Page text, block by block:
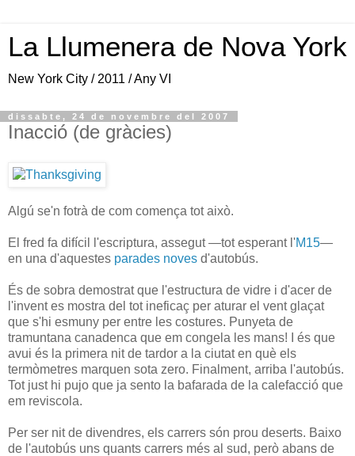
La Llumenera de Nova York
New York City / 2011 / Any VI
dissabte, 24 de novembre del 2007
Inacció (de gràcies)
Algú se'n fotrà de com comença tot això.
El fred fa difícil l'escriptura, assegut —tot esperant l'M15—
en una d'aquestes parades noves d'autobús.
És de sobra demostrat que l'estructura de vidre i d'acer de
l'invent es mostra del tot ineficaç per aturar el vent glaçat
que s'hi esmuny per entre les costures. Punyeta de
tramuntana canadenca que em congela les mans! I és que
avui és la primera nit de tardor a la ciutat en què els
termòmetres marquen sota zero. Finalment, arriba l'autobús.
Tot just hi pujo que ja sento la bafarada de la calefacció que
em reviscola.
Per ser nit de divendres, els carrers són prou deserts. Baixo
de l'autobús uns quants carrers més al sud, però abans de